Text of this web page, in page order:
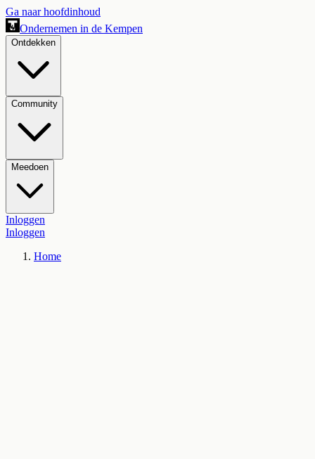
Ga naar hoofdinhoud
Ondernemen in de Kempen
Ontdekken
Community
Meedoen
Inloggen
Inloggen
Home